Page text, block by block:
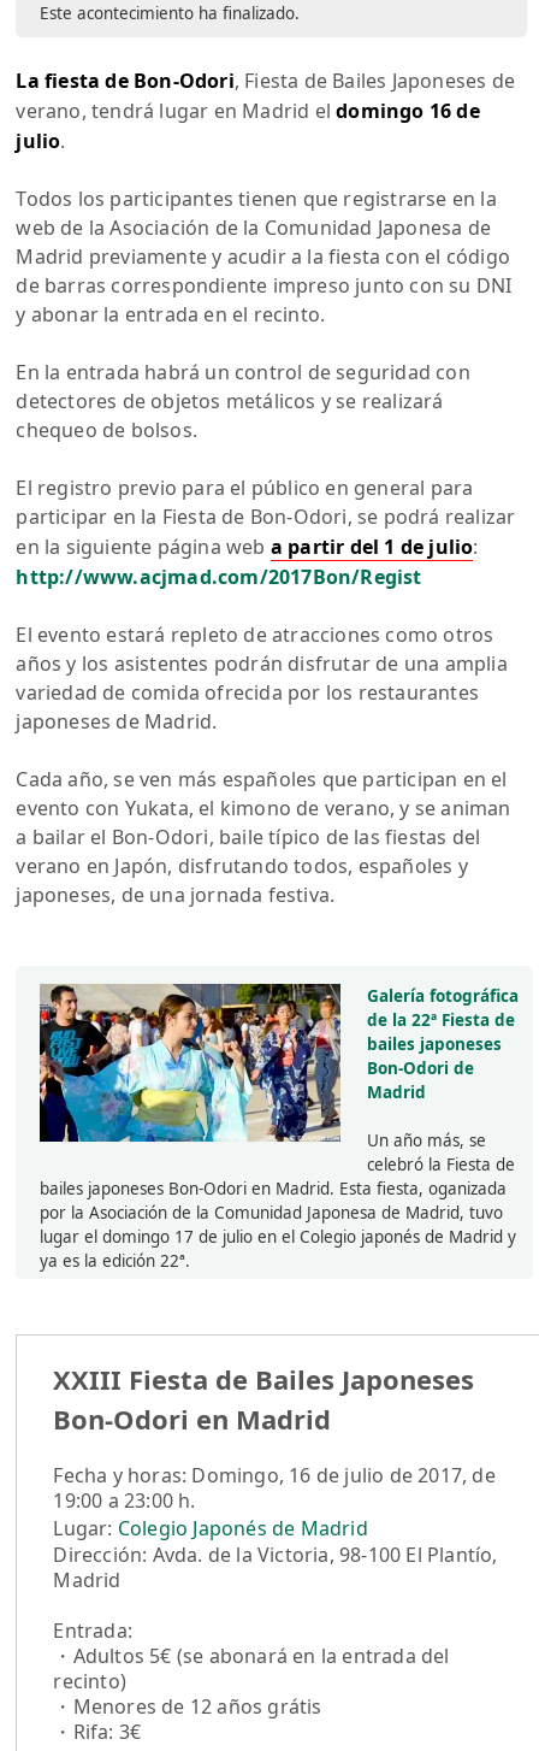
Este acontecimiento ha finalizado.
La fiesta de Bon-Odori, Fiesta de Bailes Japoneses de
verano, tendrá lugar en Madrid eldomingo 16 de
julio.
Todos los participantes tienen que registrarse en la
web de la Asociación de la Comunidad Japonesa de
Madrid previamente y acudir a la fiesta con el código
de barras correspondiente impreso junto con su DNI
y abonar la entrada en el recinto.
En la entrada habrá un control de seguridad con
detectores de objetos metálicos y se realizará
chequeo de bolsos.
El registro previo para el público en general para
participar en la Fiesta de Bon-Odori, se podrá realizar
en la siguiente página web a partir del 1 de julio:
http://www.acjmad.com/2017Bon/Regist
El evento estará repleto de atracciones como otros
años y los asistentes podrán disfrutar de una amplia
variedad de comida ofrecida por los restaurantes
japoneses de Madrid.
Cada año, se ven más españoles que participan en el
evento con Yukata, el kimono de verano, y se animan
a bailar el Bon-Odori, baile típico de las fiestas del
verano en Japón, disfrutando todos, españoles y
japoneses, de una jornada festiva.
Galería fotográfica
de la 22ª Fiesta de
bailes japoneses
Bon-Odori de
Madrid
Un año más, se
celebró la Fiesta de
bailes japoneses Bon-Odori en Madrid. Esta fiesta, oganizada
por la Asociación de la Comunidad Japonesa de Madrid, tuvo
lugar el domingo 17 de julio en el Colegio japonés de Madrid y
ya es la edición 22ª.
XXIII Fiesta de Bailes Japoneses
Bon-Odori en Madrid
Fecha y horas: Domingo, 16 de julio de 2017, de
19:00 a 23:00 h.
Lugar: Colegio Japonés de Madrid
Dirección: Avda. de la Victoria, 98-100 El Plantío,
Madrid
Entrada:
・Adultos 5€ (se abonará en la entrada del
recinto)
・Menores de 12 años grátis
・Rifa: 3€